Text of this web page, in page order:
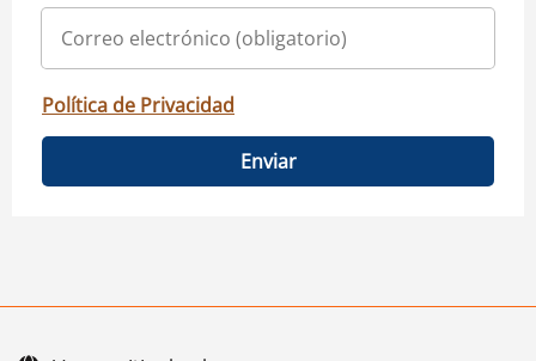
Política de Privacidad
Enviar